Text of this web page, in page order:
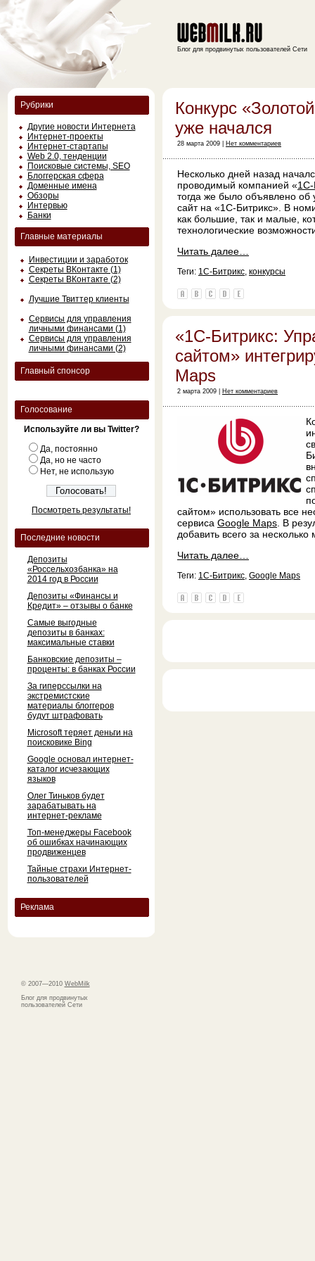
Рубрики
Другие новости Интернета
Интернет-проекты
Интернет-стартапы
Web 2.0, тенденции
Поисковые системы, SEO
Блоггерская сфера
Доменные имена
Обзоры
Интервью
Банки
Главные материалы
Инвестиции и заработок
Секреты ВКонтакте (1)
Секреты ВКонтакте (2)
Лучшие Твиттер клиенты
Сервисы для управления
личными финансами (1)
Сервисы для управления
личными финансами (2)
Главный спонсор
Голосование
Используйте ли вы Twitter?
Да, постоянно
Да, но не часто
Нет, не использую
Посмотреть результаты!
Последние новости
Депозиты
«Россельхозбанка» на
2014 год в России
Депозиты «Финансы и
Кредит» – отзывы о банке
Самые выгодные
депозиты в банках:
максимальные ставки
Банковские депозиты –
проценты: в банках России
За гиперссылки на
экстремистские
материалы блоггеров
будут штрафовать
Microsoft теряет деньги на
поисковике Bing
Google основал интернет-
каталог исчезающих
языков
Олег Тиньков будет
зарабатывать на
интернет-рекламе
Топ-менеджеры Facebook
об ошибках начинающих
продвиженцев
Тайные страхи Интернет-
пользователей
Реклама
© 2007—2010 WebMilk
Блог для продвинутых
пользователей Сети
Блог для продвинутых пользователей Сети
Конкурс
уже начался
28 марта 2009 | Нет комментариев
Несколько дней назад
проводимый компанией «1С-
тогда же было объявлено
сайт на «1С-Битрикс». В
как большие, так и малые,
технологические
Читать далее…
Теги: 1С-Битрикс, конкурсы
«1С-Битрикс:
сайтом»
Maps
2 марта 2009 | Нет комментариев
сайтом» использовать все
сервиса Google Maps . В
добавить всего за несколько
Читать далее…
Теги: 1С-Битрикс, Google Maps